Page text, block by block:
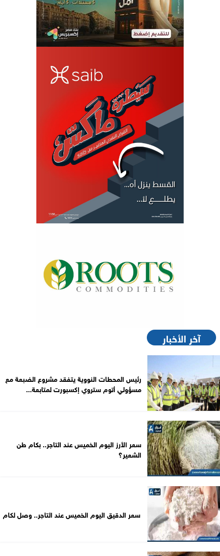
آخر الأخبار
رئيس المحطات النووية يتفقد مشروع الضبعة مع
مسؤولي أتوم ستروي إكسبورت لمتابعة...
سعر الأرز اليوم الخميس عند التاجر.. بكام طن
الشعير؟
سعر الدقيق اليوم الخميس عند التاجر.. وصل لكام